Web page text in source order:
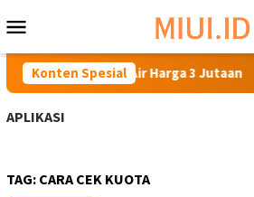
ke
kontenMobile
Konten Spesial
HP Samsung Anti Air Harga 3 Jutaan
APLIKASI
TAG: CARA CEK KUOTA